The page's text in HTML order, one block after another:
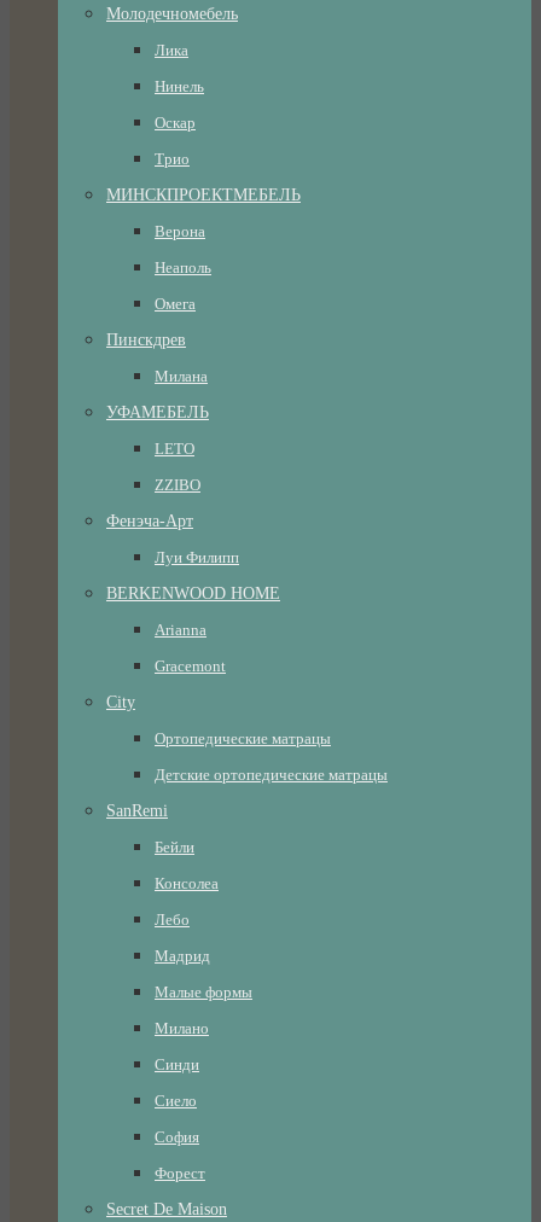
Молодечномебель
Лика
Нинель
Оскар
Трио
МИНСКПРОЕКТМЕБЕЛЬ
Верона
Неаполь
Омега
Пинскдрев
Милана
УФАМЕБЕЛЬ
LETO
ZZIBO
Фенэча-Арт
Луи Филипп
BERKENWOOD HOME
Arianna
Gracemont
City
Ортопедические матрацы
Детские ортопедические матрацы
SanRemi
Бейли
Консолеа
Лебо
Мадрид
Малые формы
Милано
Синди
Сиело
София
Форест
Secret De Maison